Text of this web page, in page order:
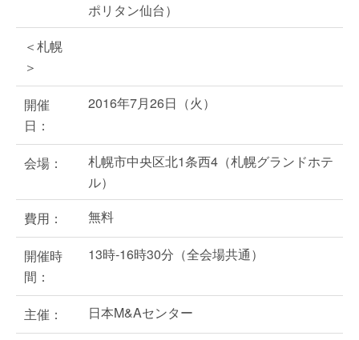
ポリタン仙台）
＜札幌
＞
開催
日：
2016年7月26日（火）
会場：
札幌市中央区北1条西4（札幌グランドホテ
ル）
費用：
無料
開催時
間：
13時-16時30分（全会場共通）
主催： 日本M&Aセンター